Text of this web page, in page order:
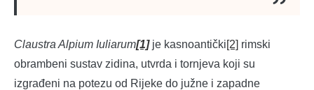
Claustra Alpium Iuliarum[1]je kasnoantički[2] rimski
obrambeni sustav zidina, utvrda i tornjeva koji su
izgrađeni na potezu od Rijeke do južne i zapadne